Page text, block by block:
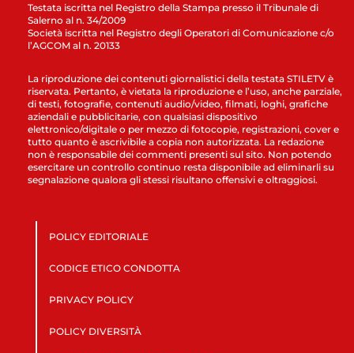
Testata iscritta nel Registro della Stampa presso il Tribunale di
Salerno al n. 34/2009
Società iscritta nel Registro degli Operatori di Comunicazione c/o
l’AGCOM al n. 20133
La riproduzione dei contenuti giornalistici della testata STILETV è
riservata. Pertanto, è vietata la riproduzione e l’uso, anche parziale,
di testi, fotografie, contenuti audio/video, filmati, loghi, grafiche
aziendali e pubblicitarie, con qualsiasi dispositivo
elettronico/digitale o per mezzo di fotocopie, registrazioni, cover e
tutto quanto è ascrivibile a copia non autorizzata. La redazione
non è responsabile dei commenti presenti sul sito. Non potendo
esercitare un controllo continuo resta disponibile ad eliminarli su
segnalazione qualora gli stessi risultano offensivi e oltraggiosi.
POLICY EDITORIALE
CODICE ETICO CONDOTTA
PRIVACY POLICY
POLICY DIVERSITÀ